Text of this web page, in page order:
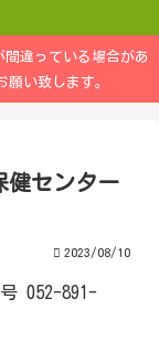
違っている場合があ
い致します。
健センター
2023/08/10
052-891-